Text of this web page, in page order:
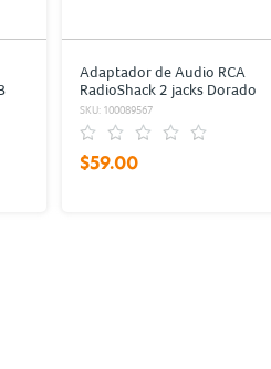
Adaptador de Audio RCA
RadioShack 2 jacks Dorado
SKU: 100089567
$59.00